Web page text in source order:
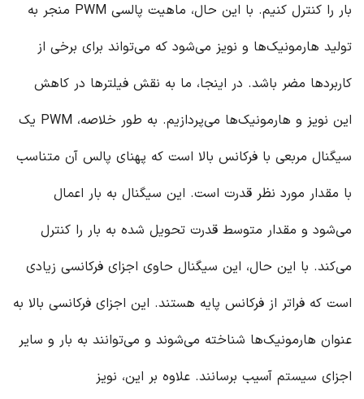
بار را کنترل کنیم. با این حال، ماهیت پالسی PWM منجر به
تولید هارمونیک‌ها و نویز می‌شود که می‌تواند برای برخی از
کاربردها مضر باشد. در اینجا، ما به نقش فیلترها در کاهش
این نویز و هارمونیک‌ها می‌پردازیم. به طور خلاصه، PWM یک
سیگنال مربعی با فرکانس بالا است که پهنای پالس آن متناسب
با مقدار مورد نظر قدرت است. این سیگنال به بار اعمال
می‌شود و مقدار متوسط ​​قدرت تحویل شده به بار را کنترل
می‌کند. با این حال، این سیگنال حاوی اجزای فرکانسی زیادی
است که فراتر از فرکانس پایه هستند. این اجزای فرکانسی بالا به
عنوان هارمونیک‌ها شناخته می‌شوند و می‌توانند به بار و سایر
اجزای سیستم آسیب برسانند. علاوه بر این، نویز